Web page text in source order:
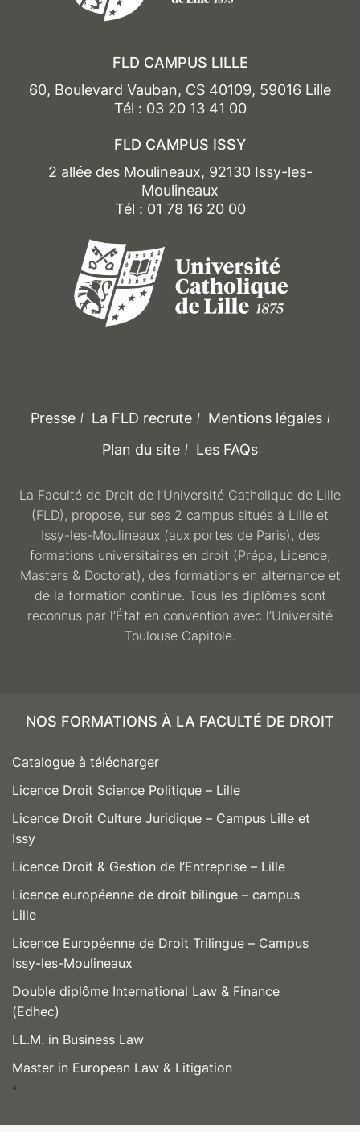
FLD CAMPUS LILLE
60, Boulevard Vauban, CS 40109, 59016 Lille
Tél : 03 20 13 41 00
FLD CAMPUS ISSY
2 allée des Moulineaux, 92130 Issy-les-
Moulineaux
Tél : 01 78 16 20 00
Presse La FLD recrute
Mentions légales
Plan du site
Les FAQs
La Faculté de Droit de l’Université Catholique de Lille
(FLD), propose, sur ses 2 campus situés à Lille et
Issy-les-Moulineaux (aux portes de Paris), des
formations universitaires en droit (Prépa, Licence,
Masters & Doctorat), des formations en alternance et
de la formation continue. Tous les diplômes sont
reconnus par l’État en convention avec l’Université
Toulouse Capitole.
NOS FORMATIONS À LA FACULTÉ DE DROIT
Catalogue à télécharger
Licence Droit Science Politique – Lille
Licence Droit Culture Juridique – Campus Lille et
Issy
Licence Droit & Gestion de l’Entreprise – Lille
Licence européenne de droit bilingue – campus
Lille
Licence Européenne de Droit Trilingue – Campus
Issy-les-Moulineaux
Double diplôme International Law & Finance
(Edhec)
LL.M. in Business Law
Master in European Law & Litigation
a